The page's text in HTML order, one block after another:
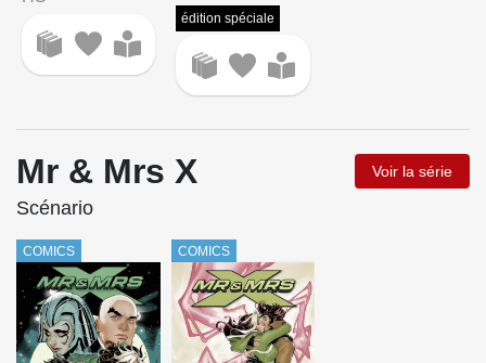
édition spéciale
Mr & Mrs X Voir la série
Scénario
COMICS COMICS